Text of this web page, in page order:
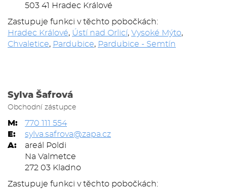
503 41 Hradec Králové
Zastupuje funkci v těchto pobočkách:
Hradec Králové, Ústí nad Orlicí, Vysoké Mýto,
Chvaletice, Pardubice, Pardubice - Semtín
Sylva Šafrová
Obchodní zástupce
M:
770 111 554
E:
sylva.safrova@zapa.cz
A:
areál Poldi
Na Valmetce
272 03 Kladno
Zastupuje funkci v těchto pobočkách: